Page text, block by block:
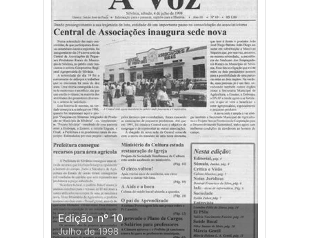
Edição nº 10
Julho de 1998